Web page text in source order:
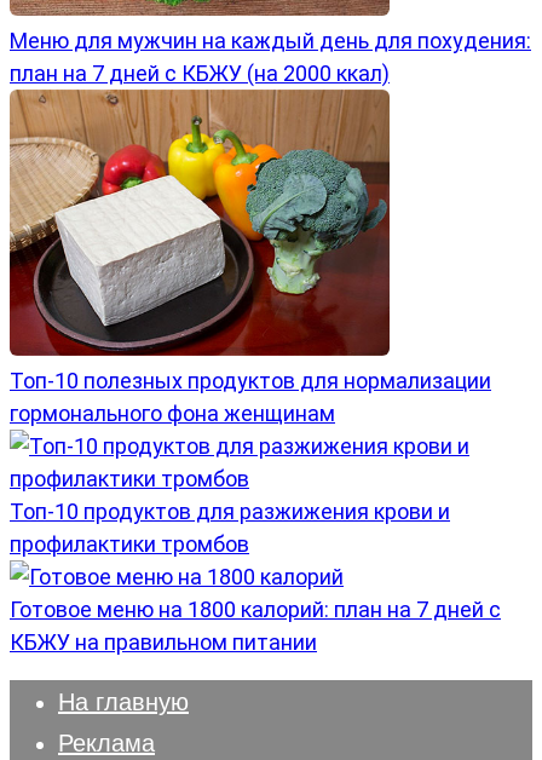
Меню для мужчин на каждый день для похудения:
план на 7 дней с КБЖУ (на 2000 ккал)
Топ-10 полезных продуктов для нормализации
гормонального фона женщинам
Топ-10 продуктов для разжижения крови и
профилактики тромбов
Готовое меню на 1800 калорий: план на 7 дней с
КБЖУ на правильном питании
На главную
Реклама